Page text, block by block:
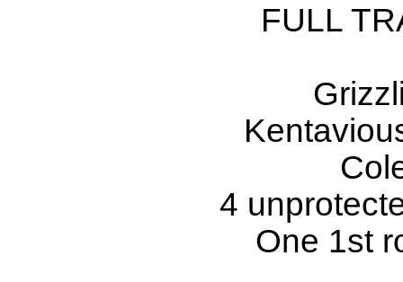
FULL
4
One 1st